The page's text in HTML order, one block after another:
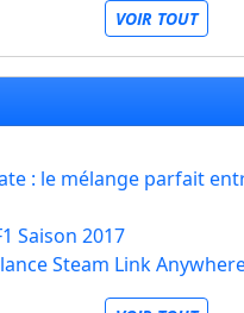
VOIR TOUT
: le mélange parfait
Saison 2017
Steam Link